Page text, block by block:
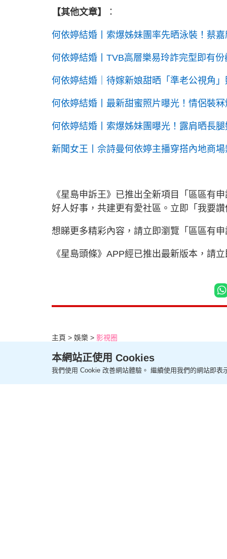
【其他文章】 ：
何依婷結婚丨索爆姊妹團率先晒泳裝！蔡
何依婷結婚丨TVB高層樂易玲詐完型即有
何依婷結婚｜待嫁新娘甜晒「準老公視角
何依婷結婚丨最新甜蜜照片曝光！情侶裝
何依婷結婚丨索爆姊妹團曝光！露肩晒長
新聞女王丨佘詩曼何依婷主播穿搭內地商
《星島申訴王》已推出全新項目「區區有
好人好事，共建更有愛社區。立即「我要
想睇更多精彩內容，請立即瀏覽「區區有
《星島頭條》APP經已推出最新版本，請
主頁 娛樂 影視圈
周家蔚拜師學藝奪國際廚
想生多個遭老公反對
本網站正使用 Cookies
我們使用 Cookie 改善網站體驗。 繼續使用我們的網站即表